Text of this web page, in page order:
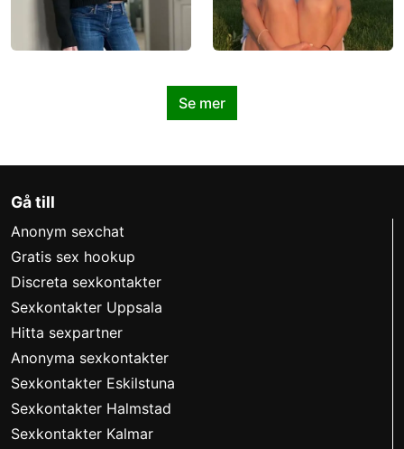
Se mer
Gå till
Anonym sexchat
Gratis sex hookup
Discreta sexkontakter
Sexkontakter Uppsala
Hitta sexpartner
Anonyma sexkontakter
Sexkontakter Eskilstuna
Sexkontakter Halmstad
Sexkontakter Kalmar